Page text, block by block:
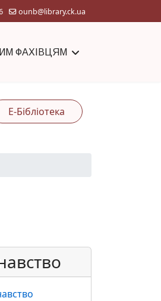
ounb@library.ck.ua
ФАХІВЦЯМ
Е-Бібліотека